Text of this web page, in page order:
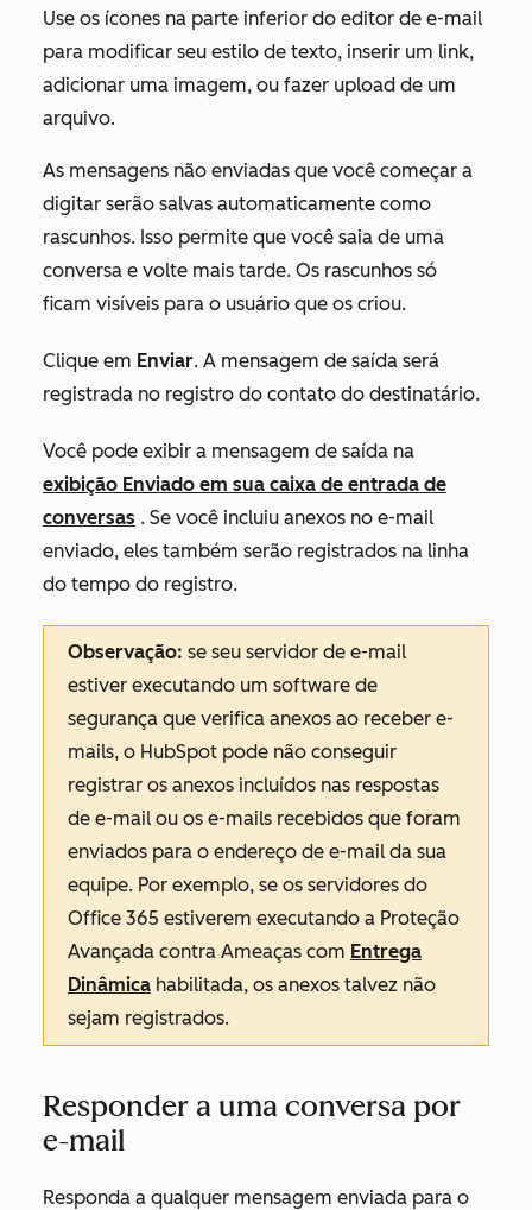
Use os ícones na parte inferior do editor de e-mail
para modificar seu estilo de texto, inserir um link,
adicionar uma imagem, ou fazer upload de um
arquivo.
As mensagens não enviadas que você começar a
digitar serão salvas automaticamente como
rascunhos. Isso permite que você saia de uma
conversa e volte mais tarde. Os rascunhos só
ficam visíveis para o usuário que os criou.
Clique em Enviar. A mensagem de saída será
registrada no registro do contato do destinatário.
Você pode exibir a mensagem de saída na
exibição Enviado em sua caixa de entrada de
conversas . Se você incluiu anexos no e-mail
enviado, eles também serão registrados na linha
do tempo do registro.
Observação: se seu servidor de e-mail
estiver executando um software de
segurança que verifica anexos ao receber e-
mails, o HubSpot pode não conseguir
registrar os anexos incluídos nas respostas
de e-mail ou os e-mails recebidos que foram
enviados para o endereço de e-mail da sua
equipe. Por exemplo, se os servidores do
Office 365 estiverem executando a Proteção
Avançada contra Ameaças com Entrega
Dinâmica habilitada, os anexos talvez não
sejam registrados.
Responder a uma conversa por
e-mail
Responda a qualquer mensagem enviada para o